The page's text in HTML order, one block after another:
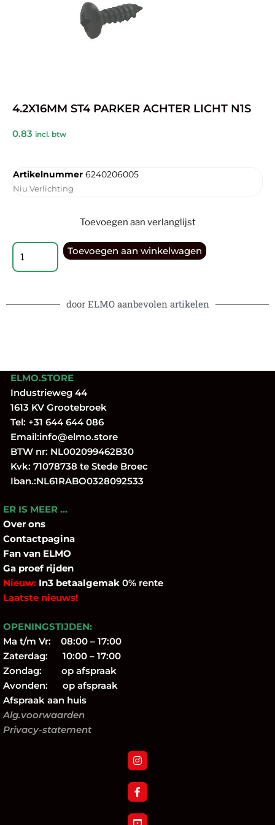
4.2X16MM ST4 PARKER ACHTER LICHT N1S
0.83 incl. btw
Artikelnummer 6240206005
Niu Verlichting
Toevoegen aan verlanglijst
Toevoegen aan winkelwagen
door ELMO aanbevolen artikelen
ELMO.STORE
Industrieweg 44
1613 KV Grootebroek
Tel: +31 644 644 086
Email:info@elmo.store
BTW nr: NL002099462B30
Kvk: 71078738 te Stede Broec
Iban.:NL61RABO0328092533
ER IS MEER …
Over ons
Contactpagina
Fan van ELMO
Ga proef rijden
Nieuw: In3 betaalgemak 0% rente
Laatste nieuws!
OPENINGSTIJDEN:
Ma t/m Vr: 08:00 – 17:00
Zaterdag: 10:00 – 17:00
Zondag: op afspraak
Avonden: op afspraak
Afspraak aan huis
Alg.voorwaarden
Privacy-statement